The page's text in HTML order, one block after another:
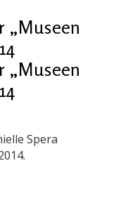
„Museen
„Museen
Spera